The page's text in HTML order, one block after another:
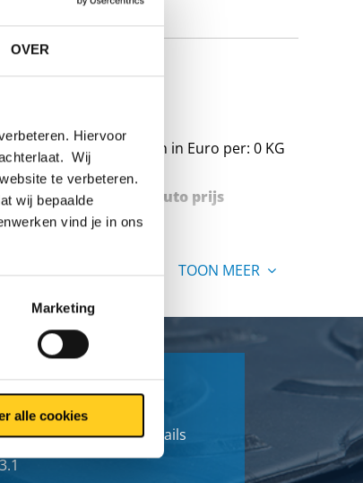
OVER
Hiervoor
Wij
te verbeteren.
wij bepaalde
vind je in ons
Marketing
alle cookies
Prijzen in Euro per: 0 KG
gewicht in kg Bruto prijs
TOON MEER
ons op voor de details